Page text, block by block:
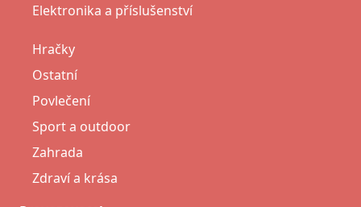
Elektronika a příslušenství
Hračky
Ostatní
Povlečení
Sport a outdoor
Zahrada
Zdraví a krása